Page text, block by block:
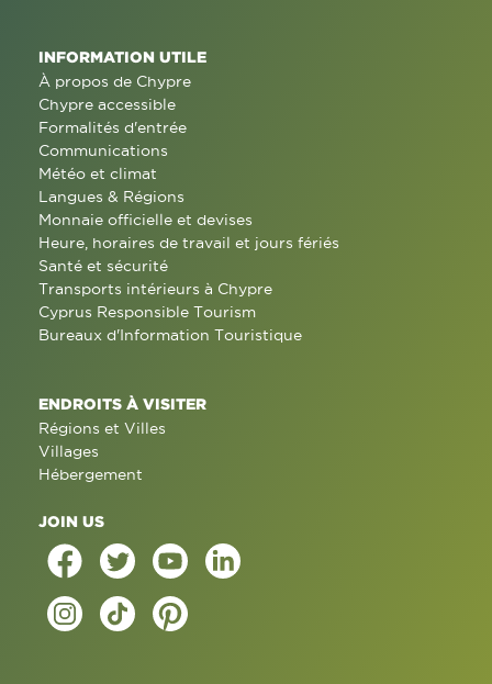
INFORMATION UTILE
À propos de Chypre
Chypre accessible
Formalités d'entrée
Communications
Météo et climat
Langues & Régions
Monnaie officielle et devises
Heure, horaires de travail et jours fériés
Santé et sécurité
Transports intérieurs à Chypre
Cyprus Responsible Tourism
Bureaux d'Information Touristique
ENDROITS À VISITER
Régions et Villes
Villages
Hébergement
JOIN US